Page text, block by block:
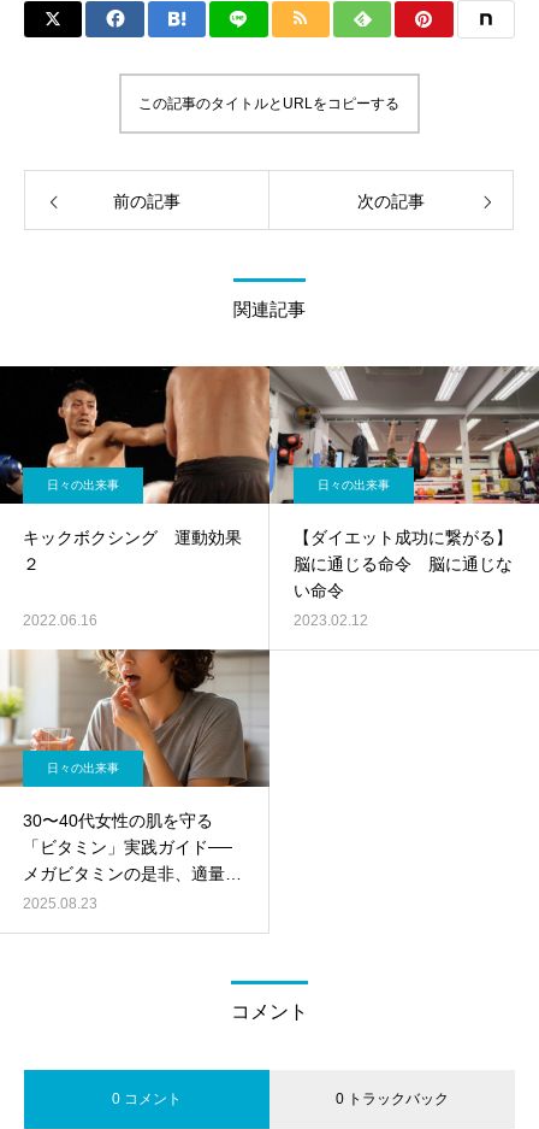
この記事のタイトルとURLをコピーする
前の記事 次の記事
関連記事
日々の出来事
キックボクシング 運動効果
２
2022.06.16
日々の出来事
【ダイエット成功に繋がる】
脳に通じる命令 脳に通じな
い命令
2023.02.12
日々の出来事
30〜40代女性の肌を守る
「ビタミン」実践ガイド──
メガビタミンの是非、適量、
食品とサプリ、ダイエット連
2025.08.23
コメント
0 コメント 0 トラックバック